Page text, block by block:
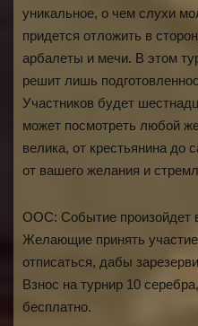
уникальное, о чем слухи
придется отложить в
арбалеты и мечи. В этом
решит лишь
Участников будет
может посмотреть любой
велика, от крестьянина до
от вашего желания и
ООС: Событие произойдет
Желающие принять
отписаться, дабы
Взнос на турнир 10
бесплатно.